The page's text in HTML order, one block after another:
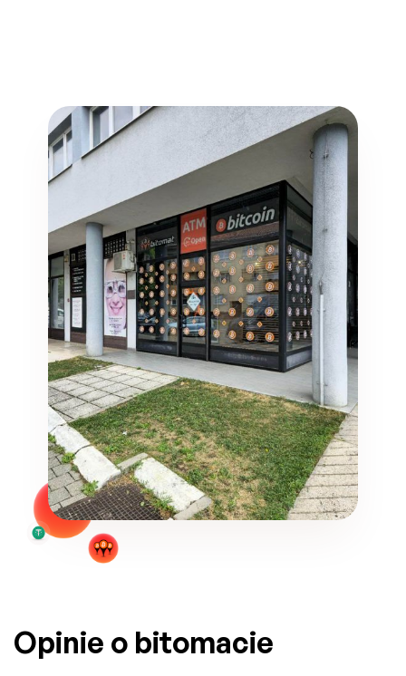
Opinie o bitomacie